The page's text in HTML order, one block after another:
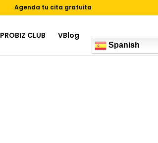
Agenda tu cita gratuita
PROBIZ CLUB VBlog
Spanish